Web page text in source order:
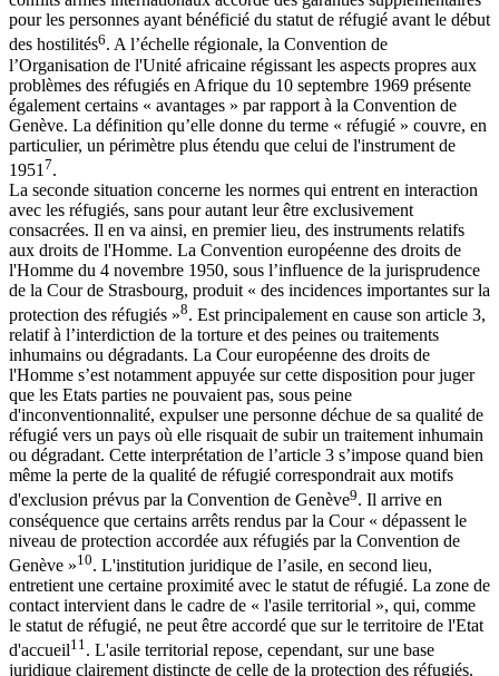
pour les personnes ayant bénéficié du statut de réfugié avant le début
des hostilités6. A l’échelle régionale, la Convention de
l’Organisation de l'Unité africaine régissant les aspects propres aux
problèmes des réfugiés en Afrique du 10 septembre 1969 présente
également certains « avantages » par rapport à la Convention de
Genève. La définition qu’elle donne du terme « réfugié » couvre, en
particulier, un périmètre plus étendu que celui de l'instrument de
1951 7.
La seconde situation concerne les normes qui entrent en interaction
avec les réfugiés, sans pour autant leur être exclusivement
consacrées. Il en va ainsi, en premier lieu, des instruments relatifs
aux droits de l'Homme. La Convention européenne des droits de
l'Homme du 4 novembre 1950, sous l’influence de la jurisprudence
de la Cour de Strasbourg, produit « des incidences importantes sur la
protection des réfugiés »8. Est principalement en cause son article 3,
relatif à l’interdiction de la torture et des peines ou traitements
inhumains ou dégradants. La Cour européenne des droits de
l'Homme s’est notamment appuyée sur cette disposition pour juger
que les Etats parties ne pouvaient pas, sous peine
d'inconventionnalité, expulser une personne déchue de sa qualité de
réfugié vers un pays où elle risquait de subir un traitement inhumain
ou dégradant. Cette interprétation de l’article 3 s’impose quand bien
même la perte de la qualité de réfugié correspondrait aux motifs
d'exclusion prévus par la Convention de Genève9. Il arrive en
conséquence que certains arrêts rendus par la Cour « dépassent le
niveau de protection accordée aux réfugiés par la Convention de
Genève »10. L'institution juridique de l’asile, en second lieu,
entretient une certaine proximité avec le statut de réfugié. La zone de
contact intervient dans le cadre de « l'asile territorial », qui, comme
le statut de réfugié, ne peut être accordé que sur le territoire de l'Etat
d'accueil11. L'asile territorial repose, cependant, sur une base
juridique clairement distincte de celle de la protection des réfugiés.